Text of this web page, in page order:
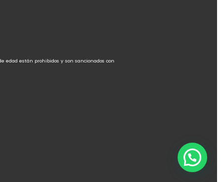
están prohibidos y son sancionados con